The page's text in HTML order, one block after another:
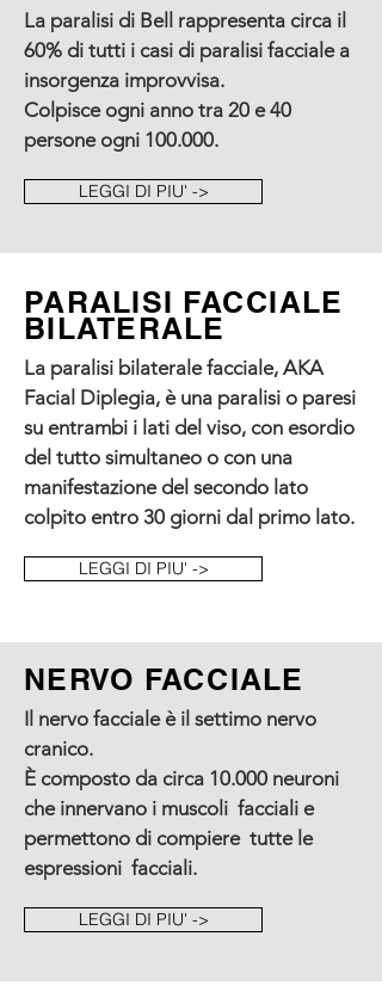
La paralisi di Bell rappresenta circa il
60% di tutti i casi di paralisi facciale a
insorgenza improvvisa.
Colpisce ogni anno tra 20 e 40
persone ogni 100.000.
LEGGI DI PIU' ->
PARALISI FACCIALE
BILATERALE
La paralisi bilaterale facciale, AKA
Facial Diplegia, è una paralisi o paresi
su entrambi i lati del viso, con esordio
del tutto simultaneo o con una
manifestazione del secondo lato
colpito entro 30 giorni dal primo lato.
LEGGI DI PIU' ->
NERVO FACCIALE
Il nervo facciale è il settimo nervo
cranico.
È composto da circa 10.000 neuroni
che innervano i muscoli facciali e
permettono di compiere tutte le
espressioni facciali.
LEGGI DI PIU' ->